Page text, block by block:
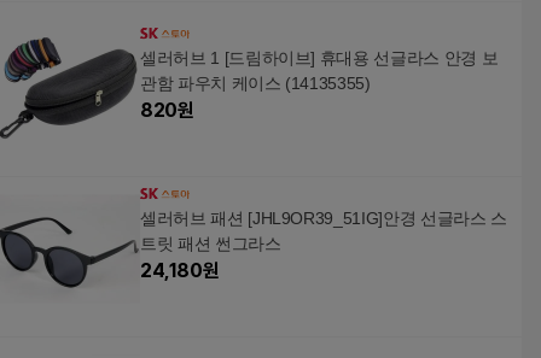
셀러허브 1 [드림하이브] 휴대용 선글라스 안경 보
관함 파우치 케이스 (14135355)
820원
셀러허브 패션 [JHL9OR39_51IG]안경 선글라스 스
트릿 패션 썬그라스
24,180원